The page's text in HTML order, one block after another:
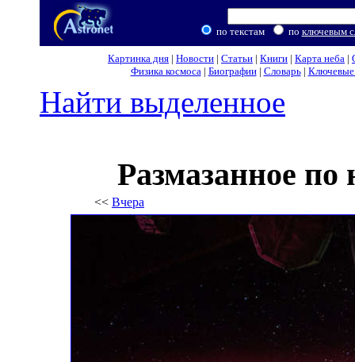
по текстам по ключевым
Картинка дня | Новости | Статьи | Книги | Карта неба |
Физика космоса| Биографии| Словарь| Ключевые
Найти выделенное
Размазанное по
<< Вчера